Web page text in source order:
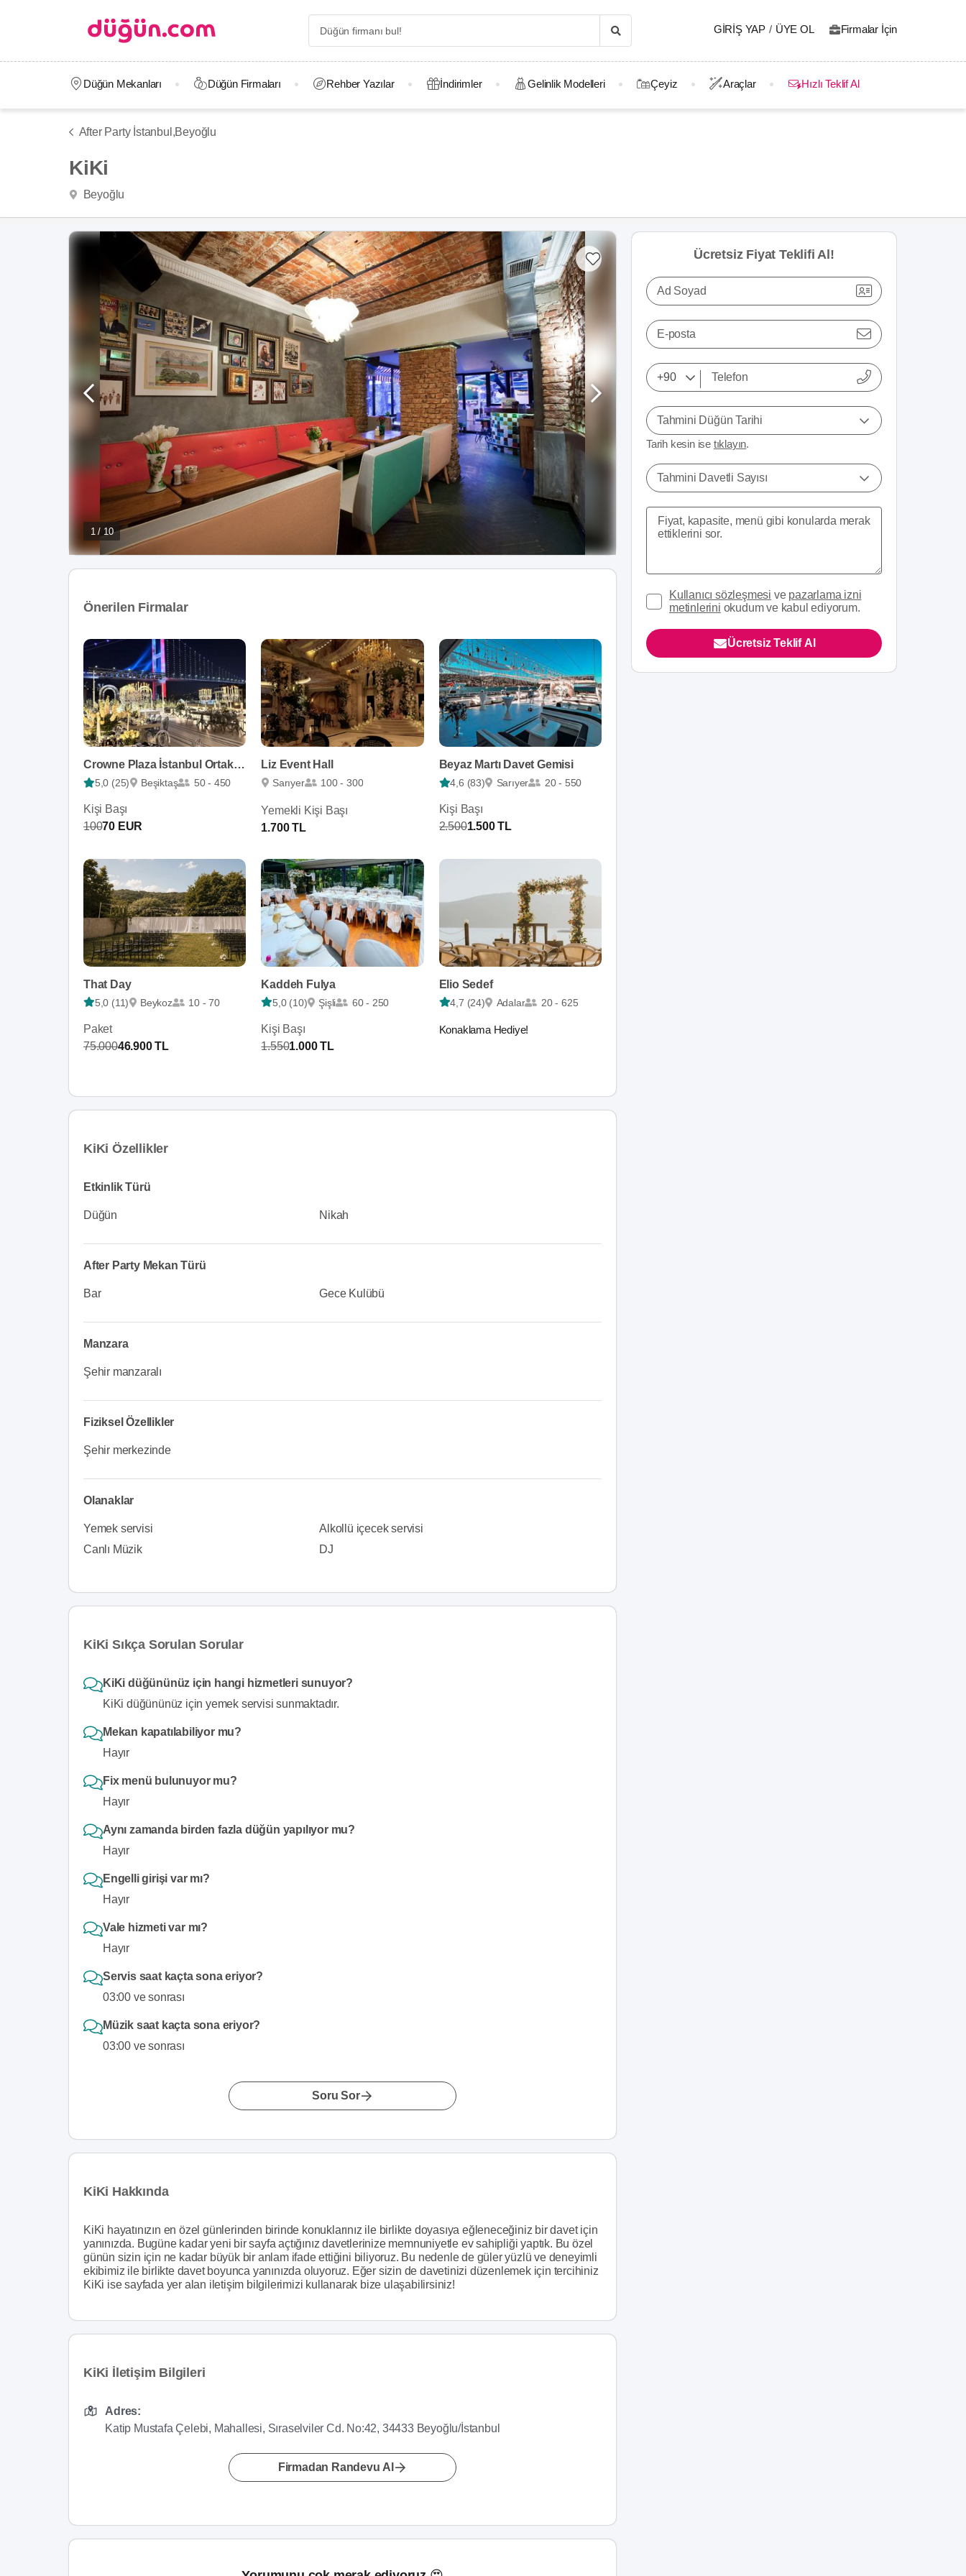
GIRIŞ YAP / ÜYE OL Firmalar İçin
Düğün Mekanları Düğün Firmaları Rehber Yazılar İndirimler Gelinlik Modelleri Çeyiz Araçlar Hızlı Teklif Al
After Party İstanbul,Beyoğlu
KiKi
Beyoğlu
1 / 10
Önerilen Firmalar
Crowne Plaza İstanbul Ortaköy Bosphorus
5,0 (25) Beşiktaş 50 - 450
Kişi Başı
10070 EUR
Liz Event Hall
Sarıyer 100 - 300
Yemekli Kişi Başı
1.700 TL
Beyaz Martı Davet Gemisi
4,6 (83) Sarıyer 20 - 550
Kişi Başı
2.5001.500 TL
That Day
5,0 (11) Beykoz 10 - 70
Paket
75.00046.900 TL
Kaddeh Fulya
5,0 (10) Şişli 60 - 250
Kişi Başı
1.5501.000 TL
Elio Sedef
4,7 (24) Adalar 20 - 625
Konaklama Hediye!
KiKi Özellikler
Etkinlik Türü
Düğün Nikah
After Party Mekan Türü
Bar Gece Kulübü
Manzara
Şehir manzaralı
Fiziksel Özellikler
Şehir merkezinde
Olanaklar
Yemek servisi
Alkollü içecek servisi
Canlı Müzik
DJ
KiKi Sıkça Sorulan Sorular
KiKi düğününüz için hangi hizmetleri sunuyor?
KiKi düğününüz için yemek servisi sunmaktadır.
Mekan kapatılabiliyor mu?
Hayır
Fix menü bulunuyor mu?
Hayır
Aynı zamanda birden fazla düğün yapılıyor mu?
Hayır
Engelli girişi var mı?
Hayır
Vale hizmeti var mı?
Hayır
Servis saat kaçta sona eriyor?
03:00 ve sonrası
Müzik saat kaçta sona eriyor?
03:00 ve sonrası
Soru Sor
KiKi Hakkında
KiKi hayatınızın en özel günlerinden birinde konuklarınız ile birlikte doyasıya eğleneceğiniz bir davet için
yanınızda. Bugüne kadar yeni bir sayfa açtığınız davetlerinize memnuniyetle ev sahipliği yaptık. Bu özel
günün sizin için ne kadar büyük bir anlam ifade ettiğini biliyoruz. Bu nedenle de güler yüzlü ve deneyimli
ekibimiz ile birlikte davet boyunca yanınızda oluyoruz. Eğer sizin de davetinizi düzenlemek için tercihiniz
KiKi ise sayfada yer alan iletişim bilgilerimizi kullanarak bize ulaşabilirsiniz!
KiKi İletişim Bilgileri
Adres:
Katip Mustafa Çelebi, Mahallesi, Sıraselviler Cd. No:42, 34433 Beyoğlu/İstanbul
Firmadan Randevu Al
Ücretsiz Fiyat Teklifi Al!
Ad Soyad
E-posta
Tahmini Düğün Tarihi
Tarih kesin ise tıklayın.
Tahmini Davetli Sayısı
Kullanıcı sözleşmesi ve pazarlama izni
metinlerini okudum ve kabul ediyorum.
Ücretsiz Teklif Al